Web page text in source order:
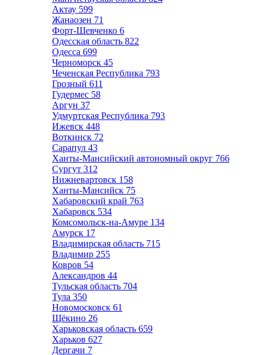
Актау 599
Жанаозен 71
Форт-Шевченко 6
Одесская область 822
Одесса 699
Черноморск 45
Чеченская Республика 793
Грозный 611
Гудермес 58
Аргун 37
Удмуртская Республика 793
Ижевск 448
Воткинск 72
Сарапул 43
Ханты-Мансийский автономный округ 766
Сургут 312
Нижневартовск 158
Ханты-Мансийск 75
Хабаровский край 763
Хабаровск 534
Комсомольск-на-Амуре 134
Амурск 17
Владимирская область 715
Владимир 255
Ковров 54
Александров 44
Тульская область 704
Тула 350
Новомосковск 61
Щёкино 26
Харьковская область 659
Харьков 627
Дергачи 7